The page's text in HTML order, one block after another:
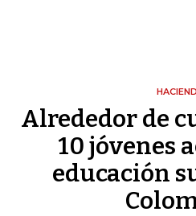
Alrededor de
10 jóvenes
educación